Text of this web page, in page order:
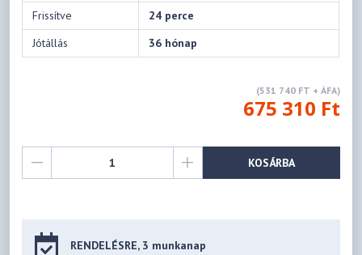
Frissítve
24 perce
Jótállás
36 hónap
(531 740 FT + ÁFA)
675 310 Ft
KOSÁRBA
RENDELÉSRE, 3 munkanap